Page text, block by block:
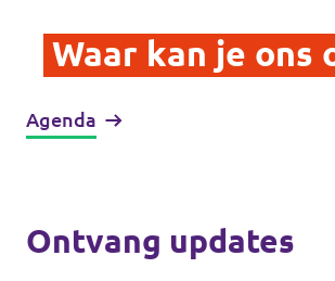
Waar kan je ons
Agenda
Ontvang updates